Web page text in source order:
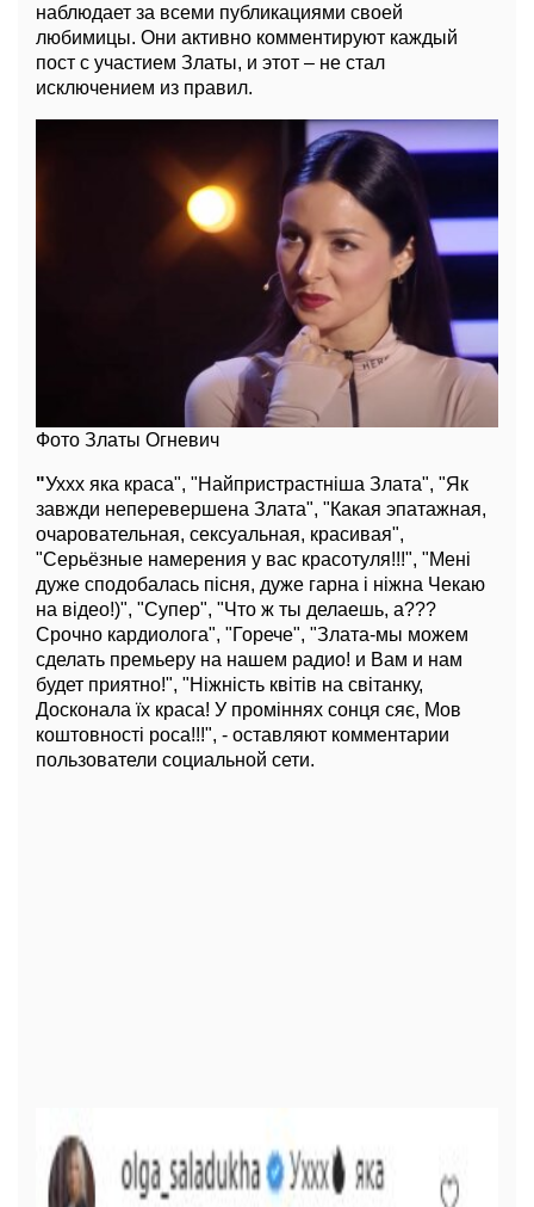
наблюдает за всеми публикациями своей
любимицы. Они активно комментируют каждый
пост с участием Златы, и этот – не стал
исключением из правил.
Фото Златы Огневич
"Уххх яка краса", "Найпристрастніша Злата", "Як
завжди неперевершена Злата", "Какая эпатажная,
очаровательная, сексуальная, красивая",
"Серьёзные намерения у вас красотуля!!!", "Мені
дуже сподобалась пісня, дуже гарна і ніжна Чекаю
на відео!)", "Супер", "Что ж ты делаешь, а???
Срочно кардиолога", "Горече", "Злата-мы можем
сделать премьеру на нашем радио! и Вам и нам
будет приятно!", "Ніжність квітів на світанку,
Досконала їх краса! У проміннях сонця сяє, Мов
коштовності роса!!!", - оставляют комментарии
пользователи социальной сети.